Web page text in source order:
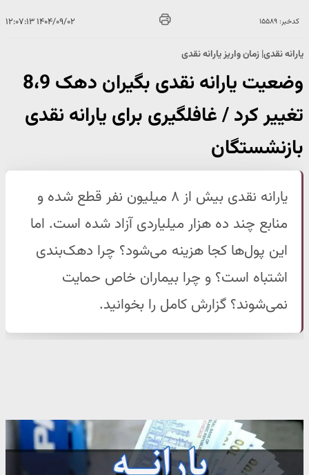
کدخبر: ۱۵۵۸۹ ۱۴۰۴/۰۹/۰۲ ۱۲:۰۷:۱۳
یارانه نقدی| زمان واریز یارانه نقدی
وضعیت یارانه‌ نقدی بگیران دهک 8،9
تغییر کرد / غافلگیری برای یارانه نقدی
بازنشستگان
یارانه نقدی بیش از ۸ میلیون نفر قطع شده و
منابع چند ده هزار میلیاردی آزاد شده است. اما
این پول‌ها کجا هزینه می‌شود؟ چرا دهک‌بندی
اشتباه است؟ و چرا بیماران خاص حمایت
نمی‌شوند؟ گزارش کامل را بخوانید.